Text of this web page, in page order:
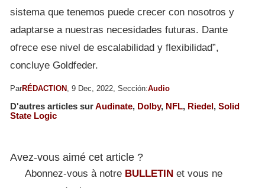
sistema que tenemos puede crecer con nosotros y
adaptarse a nuestras necesidades futuras. Dante
ofrece ese nivel de escalabilidad y flexibilidad”,
concluye Goldfeder.
ParRÉDACTION , 9 Dec, 2022, Sección:Audio
D'autres articles surAudinate, Dolby, NFL, Riedel, Solid
State Logic
Avez-vous aimé cet article ?
Abonnez-vous à notre BULLETIN et vous ne